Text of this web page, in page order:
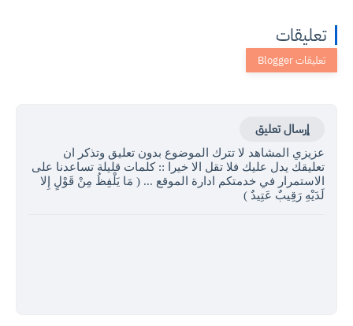
تعليقات
إرسال تعليق
عزيزي المشاهد لا تترك الموضوع بدون تعليق وتذكر ان
تعليقك يدل عليك فلا تقل الا خيرا :: كلمات قليلة تساعدنا على
الاستمرار في خدمتكم ادارة الموقع ... ( مَا يَلْفِظُ مِنْ قَوْلٍ إِلا
لَدَيْهِ رَقِيبٌ عَتِيدٌ )